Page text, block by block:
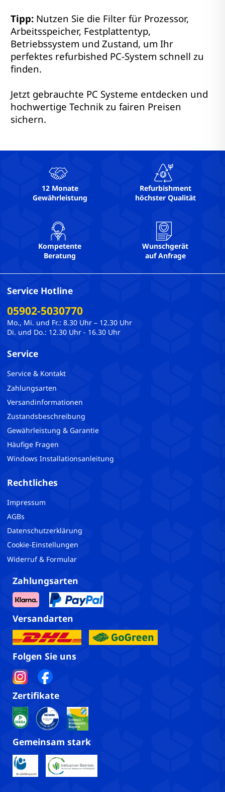
Tipp: Nutzen Sie die Filter für Prozessor,
Arbeitsspeicher, Festplattentyp,
Betriebssystem und Zustand, um Ihr
perfektes refurbished PC-System schnell zu
finden.
Jetzt gebrauchte PC Systeme entdecken und
hochwertige Technik zu fairen Preisen
sichern.
12 Monate
Gewährleistung
Refurbishment
höchster Qualität
Kompetente
Beratung
Wunschgerät
auf Anfrage
Service Hotline
05902-5030770
Mo., Mi. und Fr.: 8.30 Uhr – 12.30 Uhr
Di. und Do.: 12.30 Uhr - 16.30 Uhr
Service
Service & Kontakt
Zahlungsarten
Versandinformationen
Zustandsbeschreibung
Gewährleistung & Garantie
Häufige Fragen
Windows Installationsanleitung
Rechtliches
Impressum
AGBs
Datenschutzerklärung
Cookie-Einstellungen
Widerruf & Formular
Zahlungsarten
Versandarten
Folgen Sie uns
Zertifikate
Gemeinsam stark